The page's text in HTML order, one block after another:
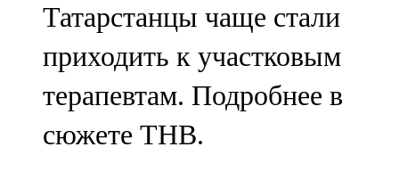
Мамадыш
106,2 FM
Минзәлә
107,3 FM
Татарстанцы чаще стали
приходить к участковым
терапевтам. Подробнее в
сюжете ТНВ.